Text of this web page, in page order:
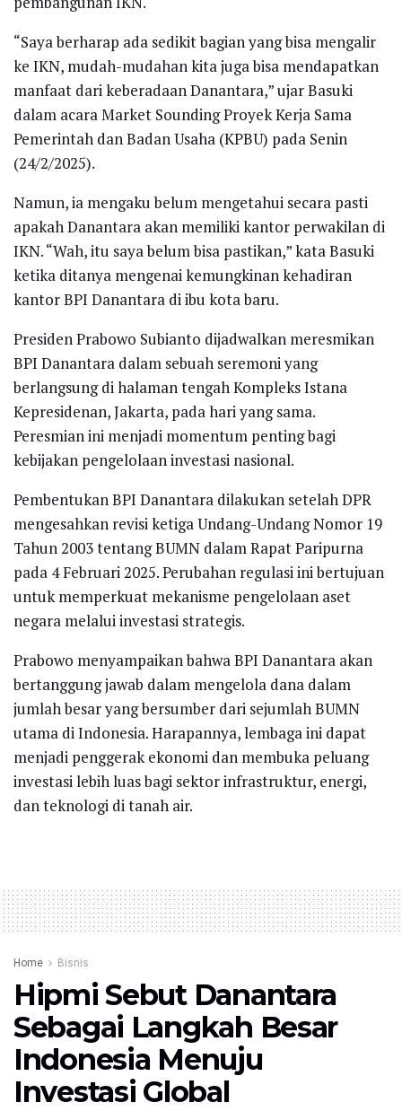
“Saya berharap ada sedikit bagian yang bisa mengalir
ke IKN, mudah-mudahan kita juga bisa mendapatkan
manfaat dari keberadaan Danantara,” ujar Basuki
dalam acara Market Sounding Proyek Kerja Sama
Pemerintah dan Badan Usaha (KPBU) pada Senin
(24/2/2025).
Namun, ia mengaku belum mengetahui secara pasti
apakah Danantara akan memiliki kantor perwakilan di
IKN. “Wah, itu saya belum bisa pastikan,” kata Basuki
ketika ditanya mengenai kemungkinan kehadiran
kantor BPI Danantara di ibu kota baru.
Presiden Prabowo Subianto dijadwalkan meresmikan
BPI Danantara dalam sebuah seremoni yang
berlangsung di halaman tengah Kompleks Istana
Kepresidenan, Jakarta, pada hari yang sama.
Peresmian ini menjadi momentum penting bagi
kebijakan pengelolaan investasi nasional.
Pembentukan BPI Danantara dilakukan setelah DPR
mengesahkan revisi ketiga Undang-Undang Nomor 19
Tahun 2003 tentang BUMN dalam Rapat Paripurna
pada 4 Februari 2025. Perubahan regulasi ini bertujuan
untuk memperkuat mekanisme pengelolaan aset
negara melalui investasi strategis.
Prabowo menyampaikan bahwa BPI Danantara akan
bertanggung jawab dalam mengelola dana dalam
jumlah besar yang bersumber dari sejumlah BUMN
utama di Indonesia. Harapannya, lembaga ini dapat
menjadi penggerak ekonomi dan membuka peluang
investasi lebih luas bagi sektor infrastruktur, energi,
dan teknologi di tanah air.
Home Bisnis
Hipmi Sebut Danantara
Sebagai Langkah Besar
Indonesia Menuju
Investasi Global